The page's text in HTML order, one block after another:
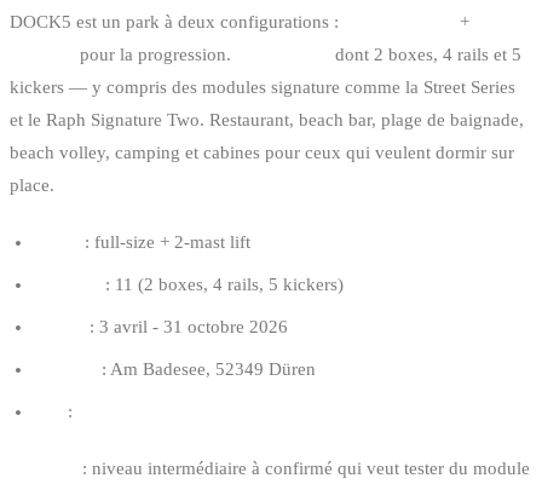
DOCK5 est un park à deux configurations : +
pour la progression.
dont 2 boxes, 4 rails et 5
kickers — y compris des modules signature comme la Street Series
et le Raph Signature Two. Restaurant, beach bar, plage de baignade,
beach volley, camping et cabines pour ceux qui veulent dormir sur
place.
: full-size + 2-mast lift
: 11 (2 boxes, 4 rails, 5 kickers)
: 3 avril - 31 octobre 2026
: Am Badesee, 52349 Düren
:
: niveau intermédiaire à confirmé qui veut tester du module